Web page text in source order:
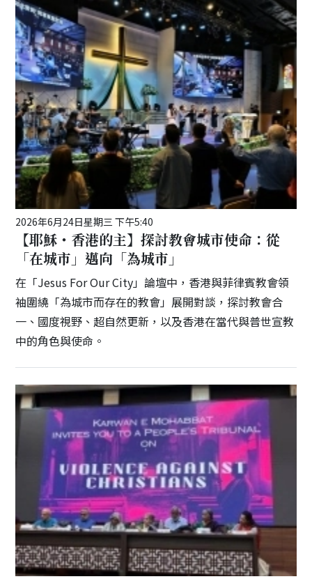
2026年6月24日星期三 下午5:40
【耶穌・香港的主】探討教會城市使命：從
「在城市」邁向「為城市」
在「Jesus For Our City」論壇中，香港與菲律賓教會領
袖圍繞「為城市而存在的教會」展開對談，探討教會合
一、國度視野、超自然更新，以及香港在當代與普世宣教
中的角色與使命。